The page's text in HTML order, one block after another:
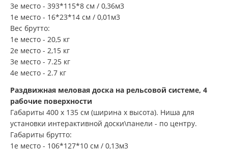
3е место - 393*115*8 см / 0,36м3
1е место - 16*23*14 см / 0,01м3
Вес брутто:
1е место - 20,5 кг
2е место - 2,15 кг
3е место - 7.25 кг
4е место - 2.7 кг
Раздвижная меловая доска на рельсовой системе, 4
рабочие поверхности
Габариты 400 х 135 см (ширина х высота). Ниша для
установки интерактивной доски\панели - по центру.
Габариты брутто:
1е место - 106*127*10 см / 0,13м3